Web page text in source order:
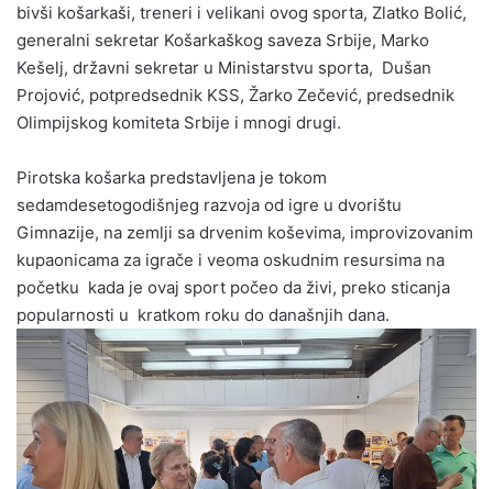
bivši košarkaši, treneri i velikani ovog sporta, Zlatko Bolić,
generalni sekretar Košarkaškog saveza Srbije, Marko
Kešelj, državni sekretar u Ministarstvu sporta, Dušan
Projović, potpredsednik KSS, Žarko Zečević, predsednik
Olimpijskog komiteta Srbije i mnogi drugi.
Pirotska košarka predstavljena je tokom
sedamdesetogodišnjeg razvoja od igre u dvorištu
Gimnazije, na zemlji sa drvenim koševima, improvizovanim
kupaonicama za igrače i veoma oskudnim resursima na
početku kada je ovaj sport počeo da živi, preko sticanja
popularnosti u kratkom roku do današnjih dana.